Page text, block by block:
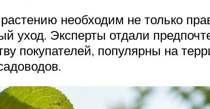
необходим не только
уход. Эксперты отдали
покупателей, популярны на